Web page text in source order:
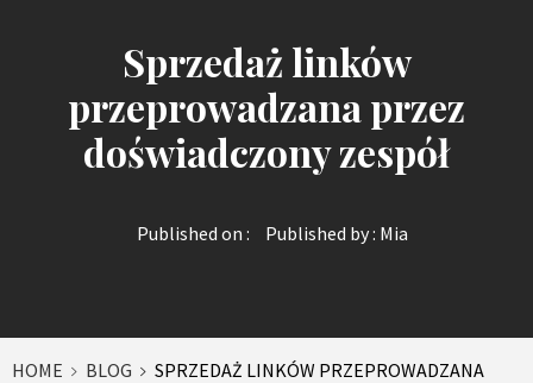
Sprzedaż linków
przeprowadzana przez
doświadczony zespół
Published on : Published by : Mia
HOME BLOG
SPRZEDAŻ LINKÓW PRZEPROWADZANA